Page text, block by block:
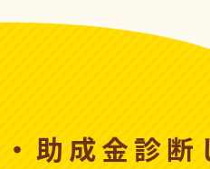
助成金診断